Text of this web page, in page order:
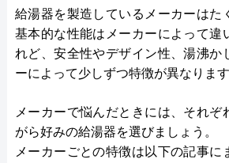
給湯器を製造しているメーカーはた
基本的な性能はメーカーによって違
れど、安全性やデザイン性、湯沸か
ーによって少しずつ特徴が異なります
メーカーで悩んだときには、それぞ
がら好みの給湯器を選びましょう。
メーカーごとの特徴は以下の記事に